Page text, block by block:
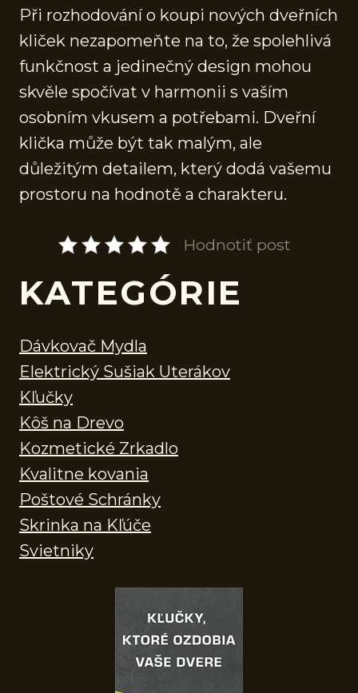
Při rozhodování o koupi nových dveřních
kliček nezapomeňte na to, že spolehlivá
funkčnost a jedinečný design mohou
skvěle spočívat v harmonii s vaším
osobním vkusem a potřebami. Dveřní
klička může být tak malým, ale
důležitým detailem, který dodá vašemu
prostoru na hodnotě a charakteru.
Hodnotiť post
KATEGÓRIE
Dávkovač Mydla
Elektrický Sušiak Uterákov
Kľučky
Kôš na Drevo
Kozmetické Zrkadlo
Kvalitne kovania
Poštové Schránky
Skrinka na Kľúče
Svietniky